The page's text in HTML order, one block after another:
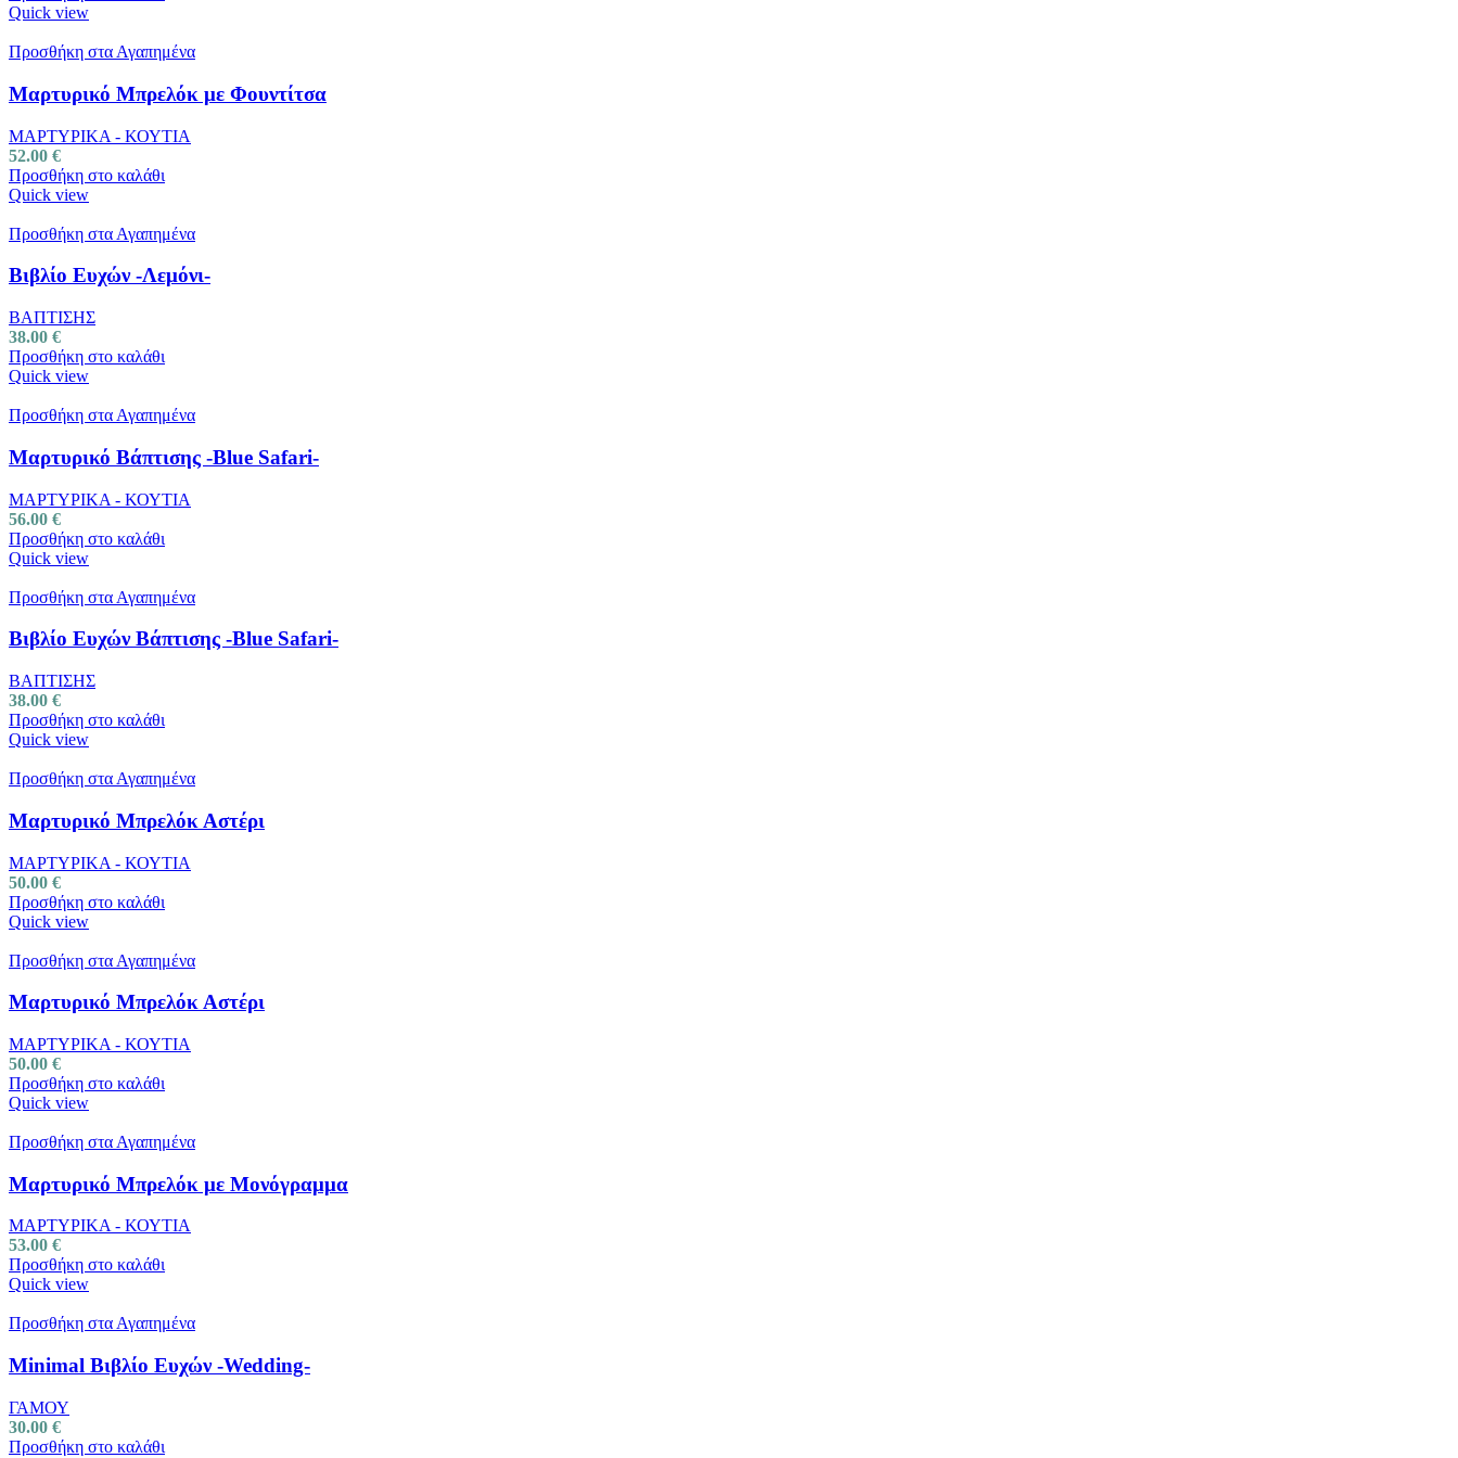
Quick view
Προσθήκη στα Αγαπημένα
Μαρτυρικό Μπρελόκ με Φουντίτσα
ΜΑΡΤΥΡΙΚΑ - ΚΟΥΤΙΑ
52.00 €
Προσθήκη στο καλάθι
Quick view
Προσθήκη στα Αγαπημένα
Βιβλίο Ευχών -Λεμόνι-
ΒΑΠΤΙΣΗΣ
38.00 €
Προσθήκη στο καλάθι
Quick view
Προσθήκη στα Αγαπημένα
Μαρτυρικό Βάπτισης -Blue Safari-
ΜΑΡΤΥΡΙΚΑ - ΚΟΥΤΙΑ
56.00 €
Προσθήκη στο καλάθι
Quick view
Προσθήκη στα Αγαπημένα
Βιβλίο Ευχών Βάπτισης -Blue Safari-
ΒΑΠΤΙΣΗΣ
38.00 €
Προσθήκη στο καλάθι
Quick view
Προσθήκη στα Αγαπημένα
Μαρτυρικό Μπρελόκ Αστέρι
ΜΑΡΤΥΡΙΚΑ - ΚΟΥΤΙΑ
50.00 €
Προσθήκη στο καλάθι
Quick view
Προσθήκη στα Αγαπημένα
Μαρτυρικό Μπρελόκ Αστέρι
ΜΑΡΤΥΡΙΚΑ - ΚΟΥΤΙΑ
50.00 €
Προσθήκη στο καλάθι
Quick view
Προσθήκη στα Αγαπημένα
Μαρτυρικό Μπρελόκ με Μονόγραμμα
ΜΑΡΤΥΡΙΚΑ - ΚΟΥΤΙΑ
53.00 €
Προσθήκη στο καλάθι
Quick view
Προσθήκη στα Αγαπημένα
Minimal Βιβλίο Ευχών -Wedding-
ΓΑΜΟΥ
30.00 €
Προσθήκη στο καλάθι